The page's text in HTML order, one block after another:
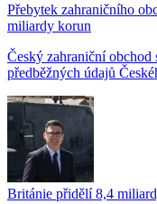
Přebytek zahraničního
miliardy korun
Český zahraniční
předběžných údajů
Británie přidělí 8,4